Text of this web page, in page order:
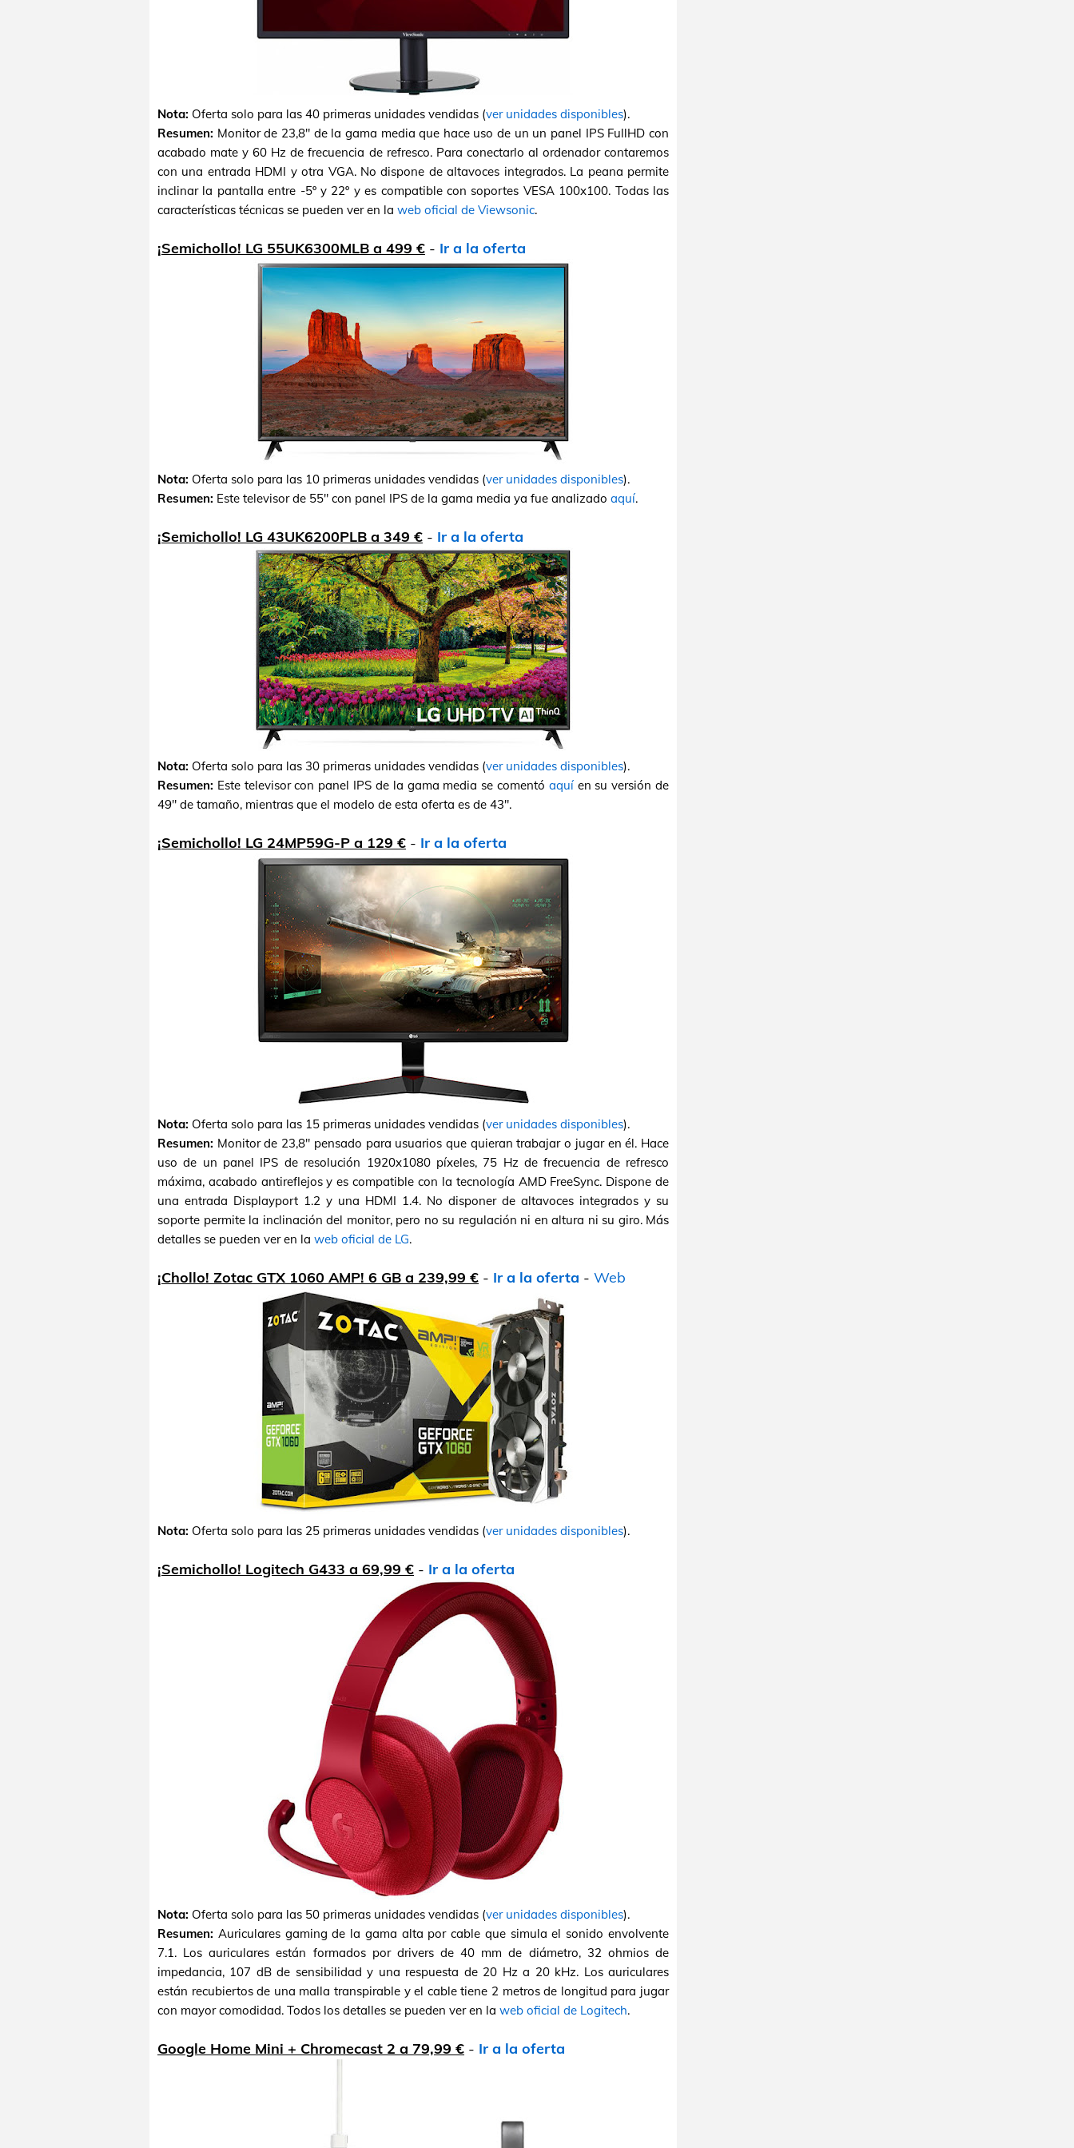
Nota: Oferta solo para las 40 primeras unidades vendidas (ver unidades disponibles).
Resumen: Monitor de 23,8" de la gama media que hace uso de un un panel IPS FullHD con
acabado mate y 60 Hz de frecuencia de refresco. Para conectarlo al ordenador contaremos
con una entrada HDMI y otra VGA. No dispone de altavoces integrados. La peana permite
inclinar la pantalla entre -5º y 22º y es compatible con soportes VESA 100x100. Todas las
características técnicas se pueden ver en la web oficial de Viewsonic.
¡Semichollo! LG 55UK6300MLB a 499 € - Ir a la oferta
Nota: Oferta solo para las 10 primeras unidades vendidas (ver unidades disponibles).
Resumen: Este televisor de 55" con panel IPS de la gama media ya fue analizado aquí.
¡Semichollo! LG 43UK6200PLB a 349 € - Ir a la oferta
Nota: Oferta solo para las 30 primeras unidades vendidas (ver unidades disponibles).
Resumen: Este televisor con panel IPS de la gama media se comentó aquíen su versión de
49" de tamaño, mientras que el modelo de esta oferta es de 43".
¡Semichollo! LG 24MP59G-P a 129 € - Ir a la oferta
Nota: Oferta solo para las 15 primeras unidades vendidas (ver unidades disponibles).
Resumen: Monitor de 23,8" pensado para usuarios que quieran trabajar o jugar en él. Hace
uso de un panel IPS de resolución 1920x1080 píxeles, 75 Hz de frecuencia de refresco
máxima, acabado antireflejos y es compatible con la tecnología AMD FreeSync. Dispone de
una entrada Displayport 1.2 y una HDMI 1.4. No disponer de altavoces integrados y su
soporte permite la inclinación del monitor, pero no su regulación ni en altura ni su giro. Más
detalles se pueden ver en la web oficial de LG.
¡Chollo! Zotac GTX 1060 AMP! 6 GB a 239,99 € - Ir a la oferta - Web
Nota: Oferta solo para las 25 primeras unidades vendidas (ver unidades disponibles).
¡Semichollo! Logitech G433 a 69,99 € - Ir a la oferta
Nota: Oferta solo para las 50 primeras unidades vendidas (ver unidades disponibles).
Resumen: Auriculares gaming de la gama alta por cable que simula el sonido envolvente
7.1. Los auriculares están formados por drivers de 40 mm de diámetro, 32 ohmios de
impedancia, 107 dB de sensibilidad y una respuesta de 20 Hz a 20 kHz. Los auriculares
están recubiertos de una malla transpirable y el cable tiene 2 metros de longitud para jugar
con mayor comodidad. Todos los detalles se pueden ver en la web oficial de Logitech.
Google Home Mini + Chromecast 2 a 79,99 € - Ir a la oferta